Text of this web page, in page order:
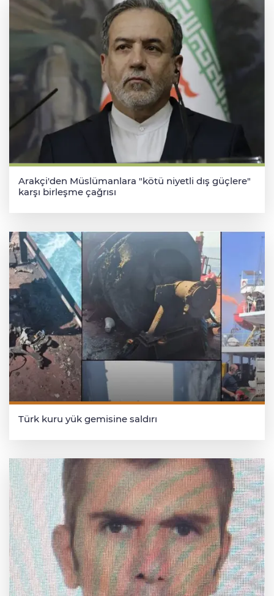
Arakçi'den Müslümanlara "kötü niyetli dış güçlere"
karşı birleşme çağrısı
Türk kuru yük gemisine saldırı